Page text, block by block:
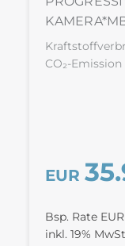
CO₂-
EUR
inkl. 19%
Bsp. Rate